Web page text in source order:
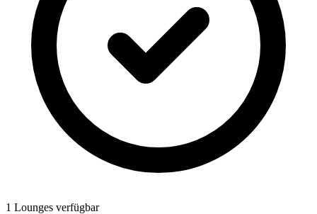
1 Lounges verfügbar